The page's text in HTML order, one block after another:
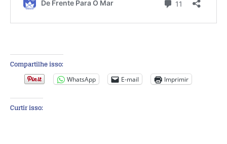
Compartilhe isso:
WhatsApp E-mail Imprimir
Curtir isso: